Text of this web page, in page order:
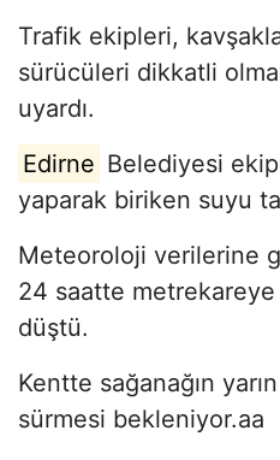
Trafik ekipleri,
sürücüleri dikkatli
uyardı.
Edirne Belediyesi
yaparak biriken suyu
Meteoroloji verilerine
24 saatte
düştü.
Kentte sağanağın
sürmesi bekleniyor.aa